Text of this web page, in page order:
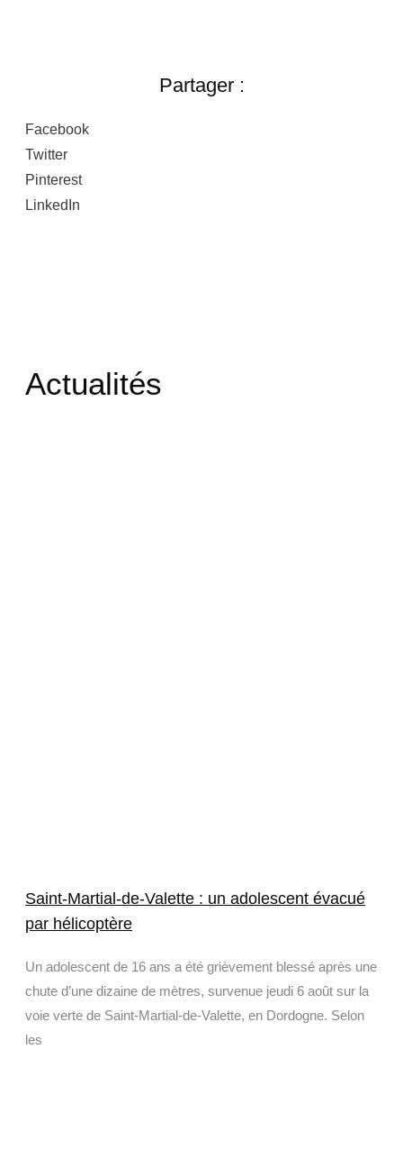
Partager :
Facebook
Twitter
Pinterest
LinkedIn
Actualités
Saint-Martial-de-Valette : un adolescent évacué
par hélicoptère
Un adolescent de 16 ans a été grièvement blessé après une
chute d’une dizaine de mètres, survenue jeudi 6 août sur la
voie verte de Saint-Martial-de-Valette, en Dordogne. Selon
les